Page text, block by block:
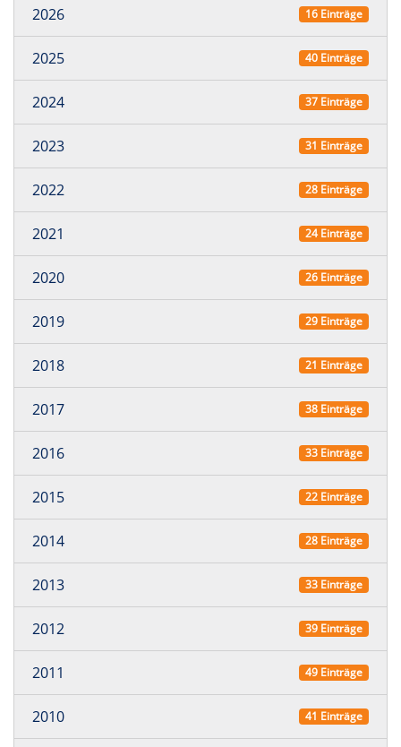
2026 16 Einträge
2025 40 Einträge
2024 37 Einträge
2023 31 Einträge
2022 28 Einträge
2021 24 Einträge
2020 26 Einträge
2019 29 Einträge
2018 21 Einträge
2017 38 Einträge
2016 33 Einträge
2015 22 Einträge
2014 28 Einträge
2013 33 Einträge
2012 39 Einträge
2011 49 Einträge
2010 41 Einträge